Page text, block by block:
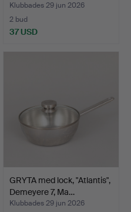
Klubbades 29 jun 2026
2 bud
37 USD
GRYTA med lock, "Atlantis",
Demeyere 7, Ma…
Klubbades 29 jun 2026